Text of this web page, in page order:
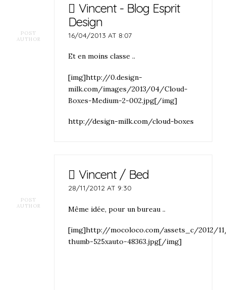
POST
AUTHOR
Vincent - Blog Esprit
Design
16/04/2013 AT 8:07
Et en moins classe ..
[img]http://0.design-
milk.com/images/2013/04/Cloud-
Boxes-Medium-2-002.jpg[/img]
http://design-milk.com/cloud-boxes
POST
AUTHOR
Vincent / Bed
28/11/2012 AT 9:30
Même idée, pour un bureau ..
[img]http://mocoloco.com/assets_c/2012/
thumb-525xauto-48363.jpg[/img]